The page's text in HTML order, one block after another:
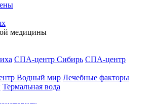
медицины
СПА-центр Сибирь СПА-центр
Водный мир Лечебные факторы
Термальная вода